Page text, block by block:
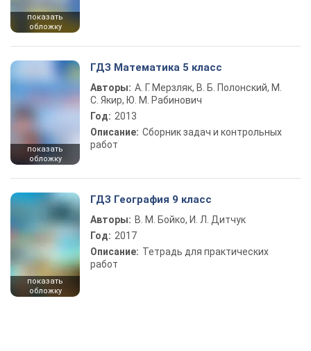
показать
обложку
показать
обложку
ГДЗ Математика 5 класс
Авторы: А. Г. Мерзляк, В. Б. Полонский, М.
С. Якир, Ю. М. Рабинович
Год: 2013
Описание: Сборник задач и контрольных
работ
показать
обложку
ГДЗ География 9 класс
Авторы: В. М. Бойко, И. Л. Дитчук
Год: 2017
Описание: Тетрадь для практических
работ